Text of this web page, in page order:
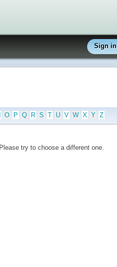
Sign in
O P Q R S T U V W X Y Z
try to choose a different one.